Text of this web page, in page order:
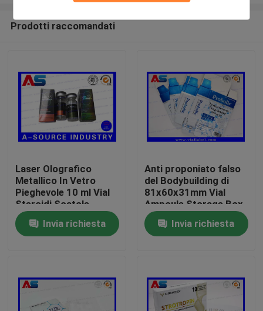
Casa
Circa noi
Prodotti raccomandati
Laser Olografico
Metallico In Vetro
Pieghevole 10 ml Vial
Steroidi Scatole
Imballaggio Scatole
Farmaceutiche
Etichetta
Invia richiesta
Anti proponiato falso
del Bodybuilding di
81x60x31mm Vial
Ampoule Storage Box
For 1ml
Invia richiesta